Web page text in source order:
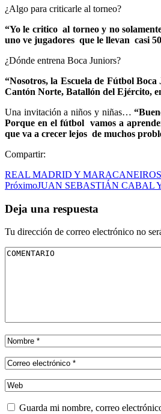
¿Algo para criticarle al torneo?
“Yo le critico al torneo y no
uno ve jugadores que le llevan casi
¿Dónde entrena Boca Juniors?
“Nosotros, la Escuela de Fútbol
Cantón Norte, Batallón del Ejército,
Una invitación a niños y niñas…
Porque en el fútbol vamos a
que va a crecer lejos de muchos
Compartir:
REAL MADRID Y
PróximoJUAN SEBASTIÁN CABAL
Deja una respuesta
Tu dirección de correo electrónico no
Guarda mi nombre, correo